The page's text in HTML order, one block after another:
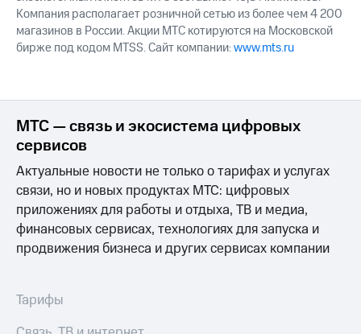
Компания располагает розничной сетью из более чем 4 200
магазинов в России. Акции МТС котируются на Московской
бирже под кодом MTSS. Сайт компании:www.mts.ru
МТС — связь и экосистема цифровых
сервисов
Актуальные новости не только о тарифах и услугах
связи, но и новых продуктах МТС: цифровых
приложениях для работы и отдыха, ТВ и медиа,
финансовых сервисах, технологиях для запуска и
продвижения бизнеса и других сервисах компании
Тарифы